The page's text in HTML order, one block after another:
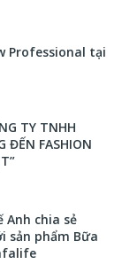
Professional tại
TY TNHH
ĐẾN FASHION
Anh chia sẻ
sản phẩm Bữa